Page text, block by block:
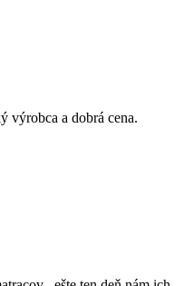
výrobca a dobrá cena.